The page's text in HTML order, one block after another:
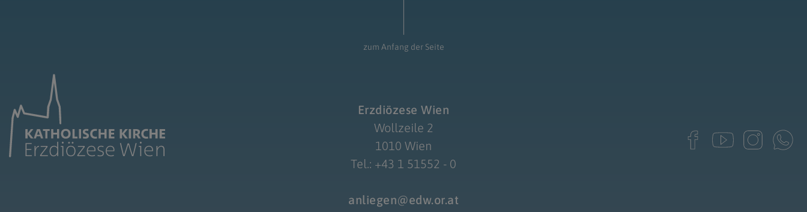
zum Anfang der Seite
Erzdiözese Wien
Wollzeile 2
1010 Wien
Tel.: +43 1 51552 - 0
anliegen@edw.or.at